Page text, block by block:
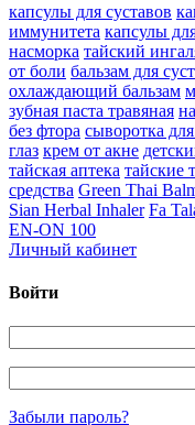
капсулы для суставов
иммунитета капсулы
насморка тайский
от боли бальзам для
охлаждающий бальзам
зубная паста травяная
без фтора сыворотка
глаз крем от акне
тайская аптека тайские
средства Green Thai
Sian Herbal Inhaler Fa
EN-ON 100
Личный кабинет
Войти
Забыли пароль?